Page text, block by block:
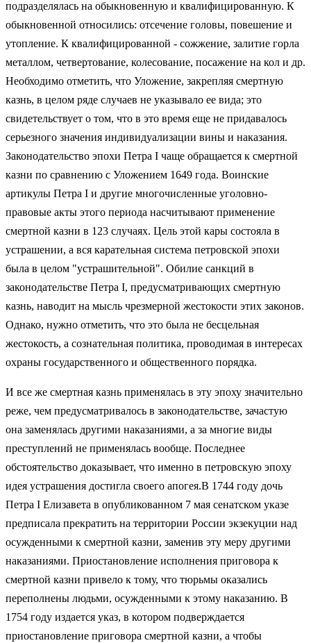
подразделялась на обыкновенную и квалифицированную. К
обыкновенной относились: отсечение головы, повешение и
утопление. К квалифицированной - сожжение, залитие горла
металлом, четвертование, колесование, посажение на кол и др.
Необходимо отметить, что Уложение, закрепляя смертную
казнь, в целом ряде случаев не указывало ее вида; это
свидетельствует о том, что в это время еще не придавалось
серьезного значения индивидуализации вины и наказания.
Законодательство эпохи Петра I чаще обращается к смертной
казни по сравнению с Уложением 1649 года. Воинские
артикулы Петра I и другие многочисленные уголовно-
правовые акты этого периода насчитывают применение
смертной казни в 123 случаях. Цель этой кары состояла в
устрашении, а вся карательная система петровской эпохи
была в целом "устрашительной". Обилие санкций в
законодательстве Петра I, предусматривающих смертную
казнь, наводит на мысль чрезмерной жестокости этих законов.
Однако, нужно отметить, что это была не бесцельная
жестокость, а сознательная политика, проводимая в интересах
охраны государственного и общественного порядка.
И все же смертная казнь применялась в эту эпоху значительно
реже, чем предусматривалось в законодательстве, зачастую
она заменялась другими наказаниями, а за многие виды
преступлений не применялась вообще. Последнее
обстоятельство доказывает, что именно в петровскую эпоху
идея устрашения достигла своего апогея.В 1744 году дочь
Петра I Елизавета в опубликованном 7 мая сенатском указе
предписала прекратить на территории России экзекуции над
осужденными к смертной казни, заменив эту меру другими
наказаниями. Приостановление исполнения приговора к
смертной казни привело к тому, что тюрьмы оказались
переполнены людьми, осужденными к этому наказанию. В
1754 году издается указ, в котором подверждается
приостановление приговора смертной казни, а чтобы